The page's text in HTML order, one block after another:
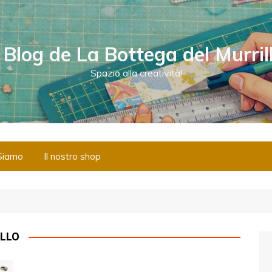
de La Bottega del
Spazio alla creatività!
Il nostro shop